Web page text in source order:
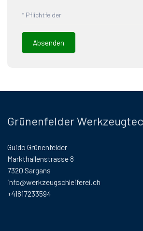
* Pflichtfelder
Grünenfelder
Guido Grünenfelder
Markthallenstrasse 8
7320 Sargans
info@werkzeugschleiferei.ch
+41817233594